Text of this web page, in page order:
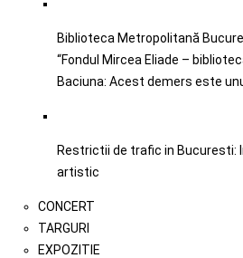
Biblioteca Metropolitană
“Fondul Mircea Eliade –
Baciuna: Acest demers este
Restrictii de trafic in Bucuresti:
artistic
CONCERT
TARGURI
EXPOZITIE